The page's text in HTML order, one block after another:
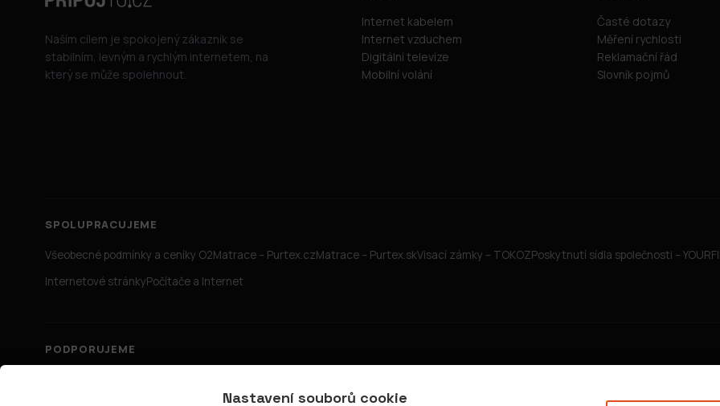
Naším cílem je spokojený zákazník se
stabilním, levným a rychlým internetem, na
který se může spolehnout.
Internet kabelem
Internet vzduchem
Digitální televize
Mobilní volání
Časté dotazy
Měření rychlosti
Reklamační řád
Slovník pojmů
SPOLUPRACUJEME
Všeobecné podmínky a ceníky O2Matrace – Purtex.czMatrace – Purtex.skVisací zámky – TOKOZPoskytnutí sídla společnosti –
Internetové stránkyPočítače a Internet
PODPORUJEME
Nastavení souborů cookie